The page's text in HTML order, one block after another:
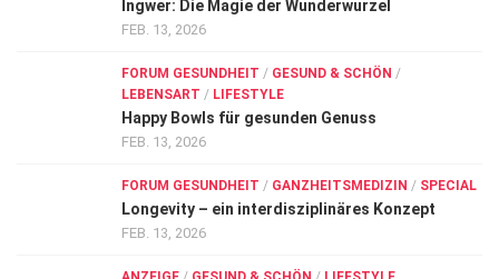
Ingwer: Die Magie der Wunderwurzel
FEB. 13, 2026
FORUM GESUNDHEIT / GESUND & SCHÖN /
LEBENSART / LIFESTYLE
Happy Bowls für gesunden Genuss
FEB. 13, 2026
FORUM GESUNDHEIT / GANZHEITSMEDIZIN / SPECIAL
Longevity – ein interdisziplinäres Konzept
FEB. 13, 2026